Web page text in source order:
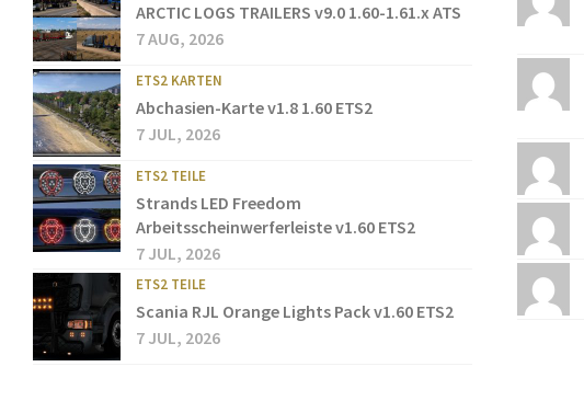
ARCTIC LOGS TRAILERS v9.0 1.60-1.61.x ATS
7 AUG, 2026
ETS2 KARTEN
Abchasien-Karte v1.8 1.60 ETS2
7 JUL, 2026
ETS2 TEILE
Strands LED Freedom
Arbeitsscheinwerferleiste v1.60 ETS2
7 JUL, 2026
ETS2 TEILE
Scania RJL Orange Lights Pack v1.60 ETS2
7 JUL, 2026